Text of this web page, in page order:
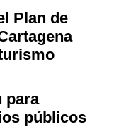
Plan de
para
públicos